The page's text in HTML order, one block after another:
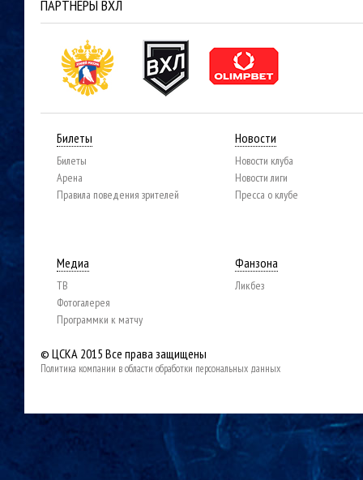
ПАРТНЕРЫ ВХЛ
Билеты
Билеты
Арена
Правила поведения зрителей
Новости
Новости клуба
Новости лиги
Пресса о клубе
Медиа
ТВ
Фотогалерея
Программки к матчу
Фанзона
Ликбез
© ЦСКА 2015 Все права защищены
Политика компании в области обработки персональных данных